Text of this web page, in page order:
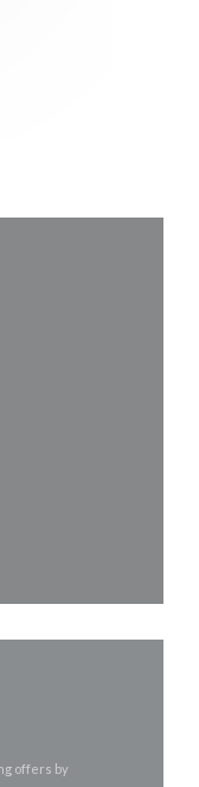
offers by